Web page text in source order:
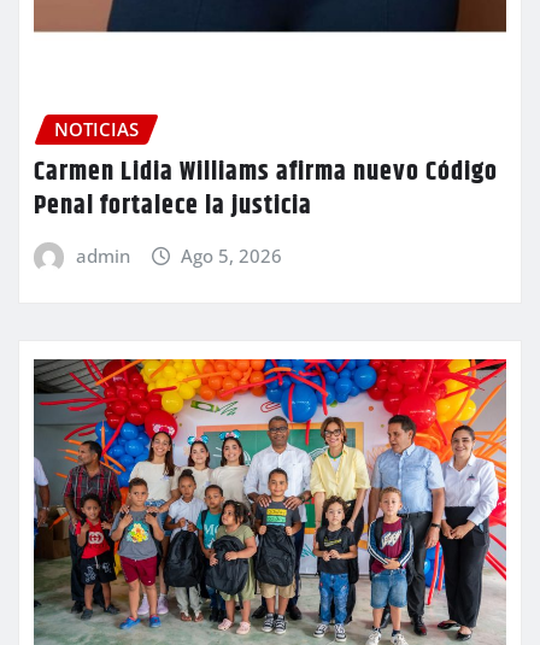
NOTICIAS
Carmen Lidia Williams afirma nuevo Código
Penal fortalece la justicia
admin Ago 5, 2026